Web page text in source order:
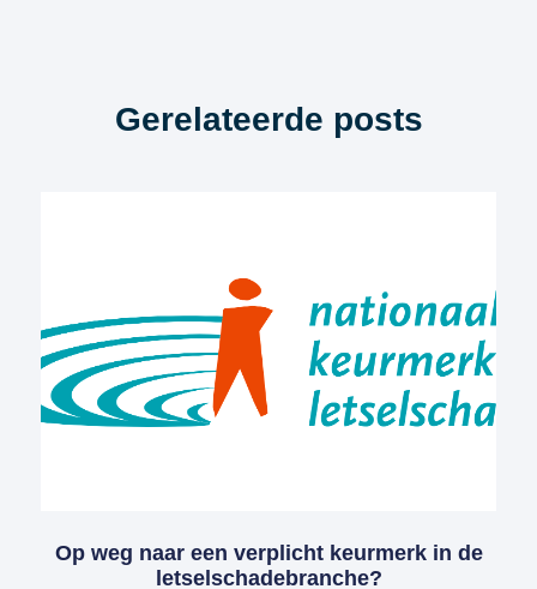
Gerelateerde posts
Op weg naar een verplicht keurmerk in de
letselschadebranche?